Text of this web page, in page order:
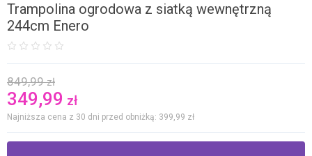
Trampolina ogrodowa z siatką wewnętrzną
244cm Enero
849,99zł
349,99 zł
Najniższa cena z 30 dni przed obniżką: 399,99 zł